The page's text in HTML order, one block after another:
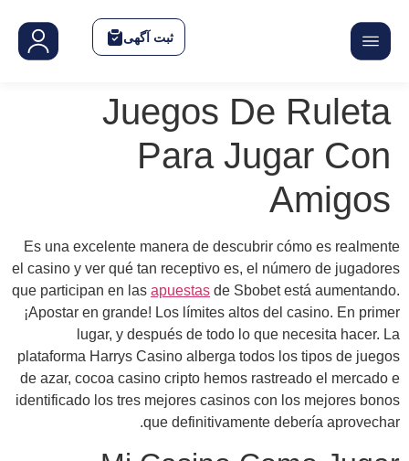
Es
el
que
de